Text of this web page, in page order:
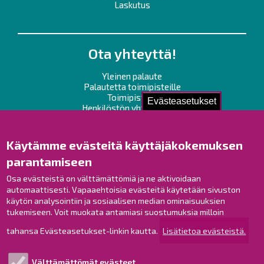
Evästeasetukset
Käytämme evästeitä käyttäjäkokemuksen
parantamiseen
Osa evästeistä on välttämättömiä ja ne aktivoidaan
automaattisesti. Vapaaehtoisia evästeitä käytetään sivuston
käytön analysointiin ja sosiaalisen median ominaisuuksien
tukemiseen. Voit muokata antamiasi suostumuksia milloin
tahansa Evästeasetukset-linkin kautta. Lisätietoa evästeistä.
Laskutus
Ota yhteyttä!
Yleinen palaute
Palautetta toimipisteille
Toimipisteet
Henkilöstön yhteystiedot
Raahe Facebookissa
Raahe Instagramissa
Raahe LinkedInissä
Raahe YouTubessa